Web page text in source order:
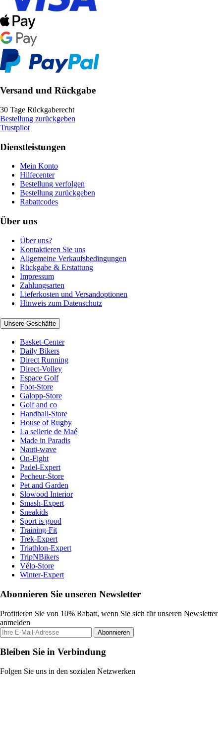
Versand und Rückgabe
30 Tage Rückgaberecht
Bestellung zurückgeben
Trustpilot
Dienstleistungen
Mein Konto
Hilfecenter
Bestellung verfolgen
Bestellung zurückgeben
Rabattcodes
Über uns
Über uns?
Kontaktieren Sie uns
Allgemeine Verkaufsbedingungen
Rückgabe & Erstattung
Impressum
Zahlungsarten
Lieferkosten und Versandoptionen
Hinweis zum Datenschutz
Unsere Geschäfte
Basket-Center
Daily Bikers
Direct Running
Direct-Volley
Espace Golf
Foot-Store
Galopp-Store
Golf and co
Handball-Store
House of Rugby
La sellerie de Maé
Made in Paradis
Nauti-wave
On-Fight
Padel-Expert
Pecheur-Store
Pet and Garden
Slowood Interior
Smash-Expert
Sneakids
Sport is good
Training-Fit
Trek-Expert
Triathlon-Expert
TripNBikers
Vélo-Store
Winter-Expert
Abonnieren Sie unseren Newsletter
Profitieren Sie von 10% Rabatt, wenn Sie sich für unseren Newsletter
anmelden
Abonnieren
Bleiben Sie in Verbindung
Folgen Sie uns in den sozialen Netzwerken